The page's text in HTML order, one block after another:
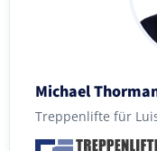
Michael
Treppenlifte für